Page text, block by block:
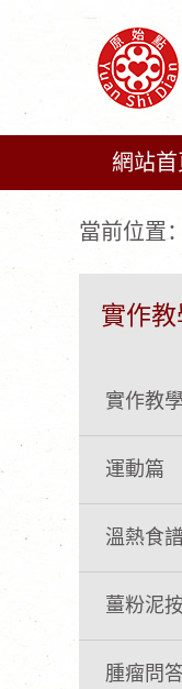
網站首
當前位置：
實作
實作教學
運動篇
溫熱食
薑粉泥
腫瘤問答